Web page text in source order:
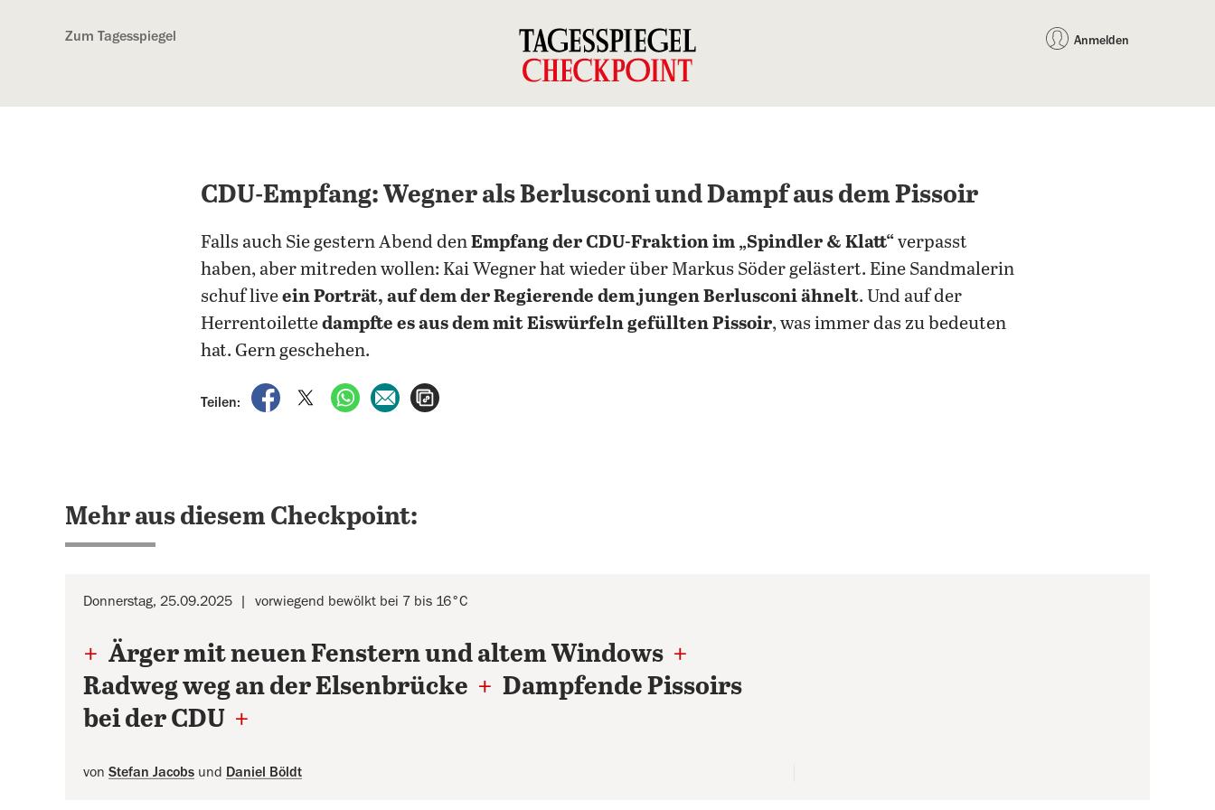
Zum Tagesspiegel Anmelden
CDU-Empfang: Wegner als Berlusconi und Dampf aus dem Pissoir
Falls auch Sie gestern Abend denEmpfang der CDU-Fraktion im „Spindler & Klatt“verpasst
haben, aber mitreden wollen: Kai Wegner hat wieder über Markus Söder gelästert. Eine Sandmalerin
schuf liveein Porträt, auf dem der Regierende dem jungen Berlusconi ähnelt. Und auf der
Herrentoilettedampfte es aus dem mit Eiswürfeln gefüllten Pissoir, was immer das zu bedeuten
hat. Gern geschehen.
Teilen:
auf Facebook teilen
auf X teilenper WhatsApp teilen
per E-Mail teilen
Mehr aus diesem Checkpoint:
Donnerstag, 25.09.2025 vorwiegend bewölkt bei 7 bis 16°C
+ Ärger mit neuen Fenstern und altem Windows +
Radweg weg an der Elsenbrücke + Dampfende Pissoirs
bei der CDU +
von Stefan Jacobs und Daniel Böldt